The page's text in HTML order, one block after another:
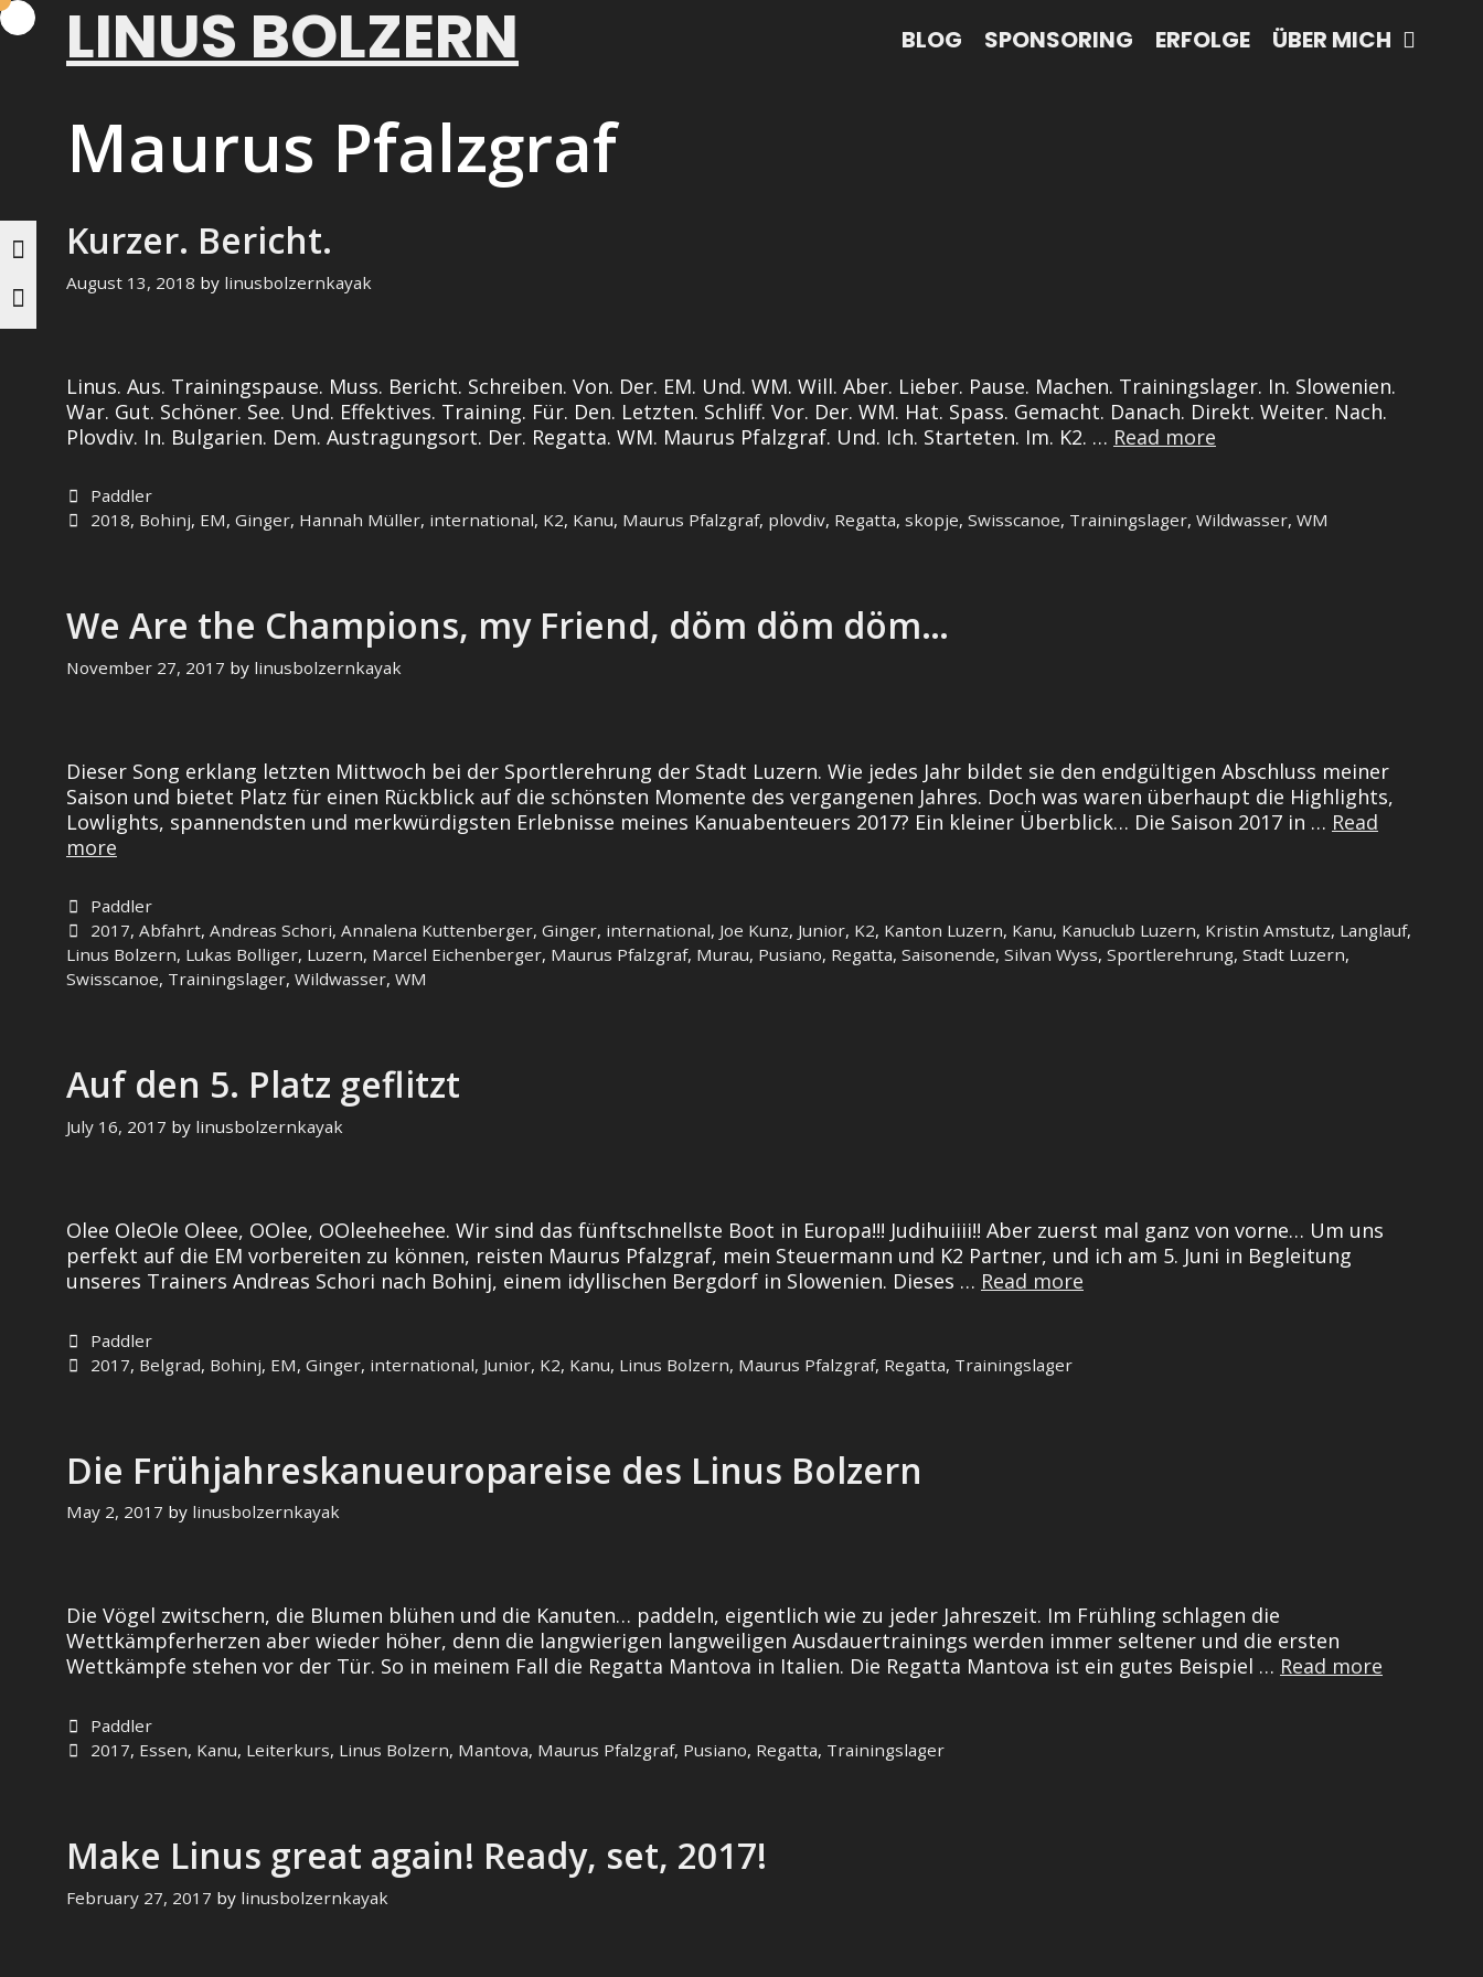
Skip
to
contentLINUS BOLZERN BLOG SPONSORING ERFOLGE ÜBER MICH
Maurus Pfalzgraf
Kurzer. Bericht.
August 13, 2018 by linusbolzernkayak
Linus. Aus. Trainingspause. Muss. Bericht. Schreiben. Von. Der. EM. Und. WM. Will. Aber. Lieber. Pause. Machen. Trainingslager. In. Slowenien.
War. Gut. Schöner. See. Und. Effektives. Training. Für. Den. Letzten. Schliff. Vor. Der. WM. Hat. Spass. Gemacht. Danach. Direkt. Weiter. Nach.
Plovdiv. In. Bulgarien. Dem. Austragungsort. Der. Regatta. WM. Maurus Pfalzgraf. Und. Ich. Starteten. Im. K2. … Read more
Categories
Paddler
Tags
2018, Bohinj, EM,Ginger, Hannah Müller, international, K2, Kanu, Maurus Pfalzgraf, plovdiv, Regatta,skopje,Swisscanoe, Trainingslager,Wildwasser,WM
We Are the Champions, my Friend, döm döm döm…
November 27, 2017 by linusbolzernkayak
Dieser Song erklang letzten Mittwoch bei der Sportlerehrung der Stadt Luzern. Wie jedes Jahr bildet sie den endgültigen Abschluss meiner
Saison und bietet Platz für einen Rückblick auf die schönsten Momente des vergangenen Jahres. Doch was waren überhaupt die Highlights,
Lowlights, spannendsten und merkwürdigsten Erlebnisse meines Kanuabenteuers 2017? Ein kleiner Überblick… Die Saison 2017 in … Read
more
the
Champions,
my
Friend,
Categories
Paddler
Tags
2017,Abfahrt,Andreas Schori,Annalena Kuttenberger,Ginger, international, Joe Kunz, Junior, K2, Kanton Luzern, Kanu, Kanuclub Luzern, Kristin Amstutz, Langlauf,
Linus Bolzern, Lukas Bolliger, Luzern, Marcel Eichenberger, Maurus Pfalzgraf, Murau, Pusiano, Regatta, Saisonende, Silvan Wyss, Sportlerehrung, Stadt Luzern,
Swisscanoe, Trainingslager, Wildwasser, WM
Auf den 5. Platz geflitzt
July 16, 2017 by linusbolzernkayak
Olee OleOle Oleee, OOlee, OOleeheehee. Wir sind das fünftschnellste Boot in Europa!!! Judihuiiii!! Aber zuerst mal ganz von vorne… Um uns
perfekt auf die EM vorbereiten zu können, reisten Maurus Pfalzgraf, mein Steuermann und K2 Partner, und ich am 5. Juni in Begleitung
unseres Trainers Andreas Schori nach Bohinj, einem idyllischen Bergdorf in Slowenien. Dieses … Read more
Categories
Paddler
Tags
2017, Belgrad, Bohinj, EM,Ginger, international, Junior, K2, Kanu, Linus Bolzern, Maurus Pfalzgraf, Regatta, Trainingslager
Die Frühjahreskanueuropareise des Linus Bolzern
May 2, 2017 by linusbolzernkayak
Die Vögel zwitschern, die Blumen blühen und die Kanuten… paddeln, eigentlich wie zu jeder Jahreszeit. Im Frühling schlagen die
Wettkämpferherzen aber wieder höher, denn die langwierigen langweiligen Ausdauertrainings werden immer seltener und die ersten
Wettkämpfe stehen vor der Tür. So in meinem Fall die Regatta Mantova in Italien. Die Regatta Mantova ist ein gutes Beispiel … Read more
Categories
Paddler
Tags
2017, Essen, Kanu, Leiterkurs, Linus Bolzern, Mantova, Maurus Pfalzgraf, Pusiano, Regatta, Trainingslager
Make Linus great again! Ready, set, 2017!
February 27, 2017 by linusbolzernkayak